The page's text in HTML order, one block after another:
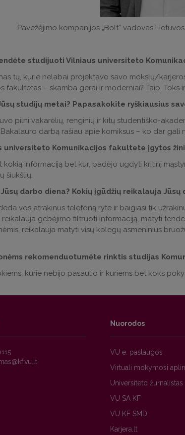
Pavežėjimo kompanijos „Bolt“ vadovas
studijuoti Vilniaus universiteto
tų, kurie nelabai projektavo savo mokslų/
fakultetas – skamba gerai ir moderniai? Taip.
studijų metai? Papasakokite ryškiausius
pilni vakarėlių, renginių ir kitų studentiško-
darbą rašiau apie komiksus – ko dar gali
universiteto Komunikacijos fakultete įgytos
kokią informaciją bet kur, padėjo ugdyti kritinį
šiukšlių.
darbo diena? Kokių įgūdžių reikalauja Jūsų
vos atrakinus telefoną ryte ir baigiasi tik
reikalauja gebėjimo filtruoti informaciją, matyti
reikalauja matyti visų kolegų asmeninius
rekomenduotumėte rinktis studijas
kurie nebijo pasaulio ir kuriems bet koks
Nuorodos
VU e. paslaugos
Virtuali mokymosi
Universiteto žurnalistas
VU SA KF
VU KF SMD
Karjera.lt